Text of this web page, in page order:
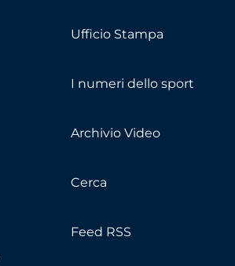
Ufficio Stampa
I numeri dello sport
Archivio Video
Cerca
Feed RSS